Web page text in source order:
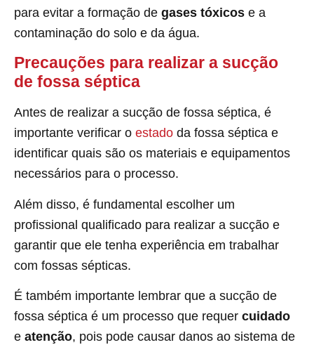
para evitar a formação de gases tóxicos e a
contaminação do solo e da água.
Precauções para realizar a sucção
de fossa séptica
Antes de realizar a sucção de fossa séptica, é
importante verificar o estado da fossa séptica e
identificar quais são os materiais e equipamentos
necessários para o processo.
Além disso, é fundamental escolher um
profissional qualificado para realizar a sucção e
garantir que ele tenha experiência em trabalhar
com fossas sépticas.
É também importante lembrar que a sucção de
fossa séptica é um processo que requer cuidado
e atenção, pois pode causar danos ao sistema de